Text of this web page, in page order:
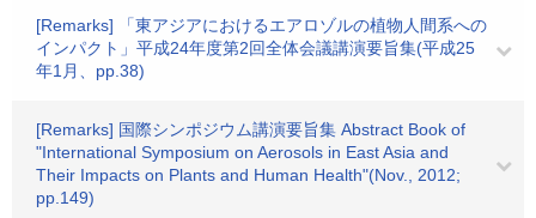
[Remarks] 「東アジアにおけるエアロゾルの植物人間系への
インパクト」平成24年度第2回全体会議講演要旨集(平成25
年1月、pp.38)
[Remarks] 国際シンポジウム講演要旨集 Abstract Book of
"International Symposium on Aerosols in East Asia and
Their Impacts on Plants and Human Health"(Nov., 2012;
pp.149)